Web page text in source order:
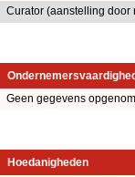
Curator (aanstelling door
Geen gegevens
Hoedanigheden